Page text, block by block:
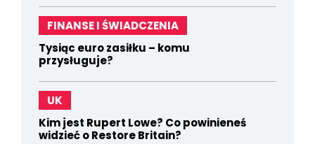
FINANSE I ŚWIADCZENIA
Tysiąc euro zasiłku – komu
przysługuje?
UK
Kim jest Rupert Lowe? Co powinieneś
widzieć o Restore Britain?